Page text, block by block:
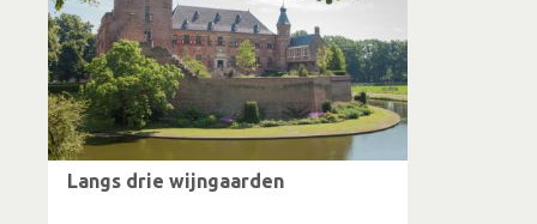
Langs drie wijngaarden